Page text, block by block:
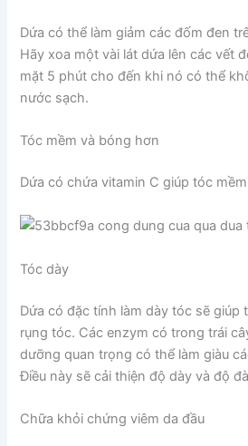
Dứa có thể làm giảm các đốm đen
Hãy xoa một vài lát dứa lên các vết
mặt 5 phút cho đến khi nó có thể
nước sạch.
Tóc mềm và bóng hơn
Dứa có chứa vitamin C giúp tóc
Tóc dày
Dứa có đặc tính làm dày tóc sẽ giúp
rụng tóc. Các enzym có trong trái
dưỡng quan trọng có thể làm giàu
Điều này sẽ cải thiện độ dày và độ
Chữa khỏi chứng viêm da đầu